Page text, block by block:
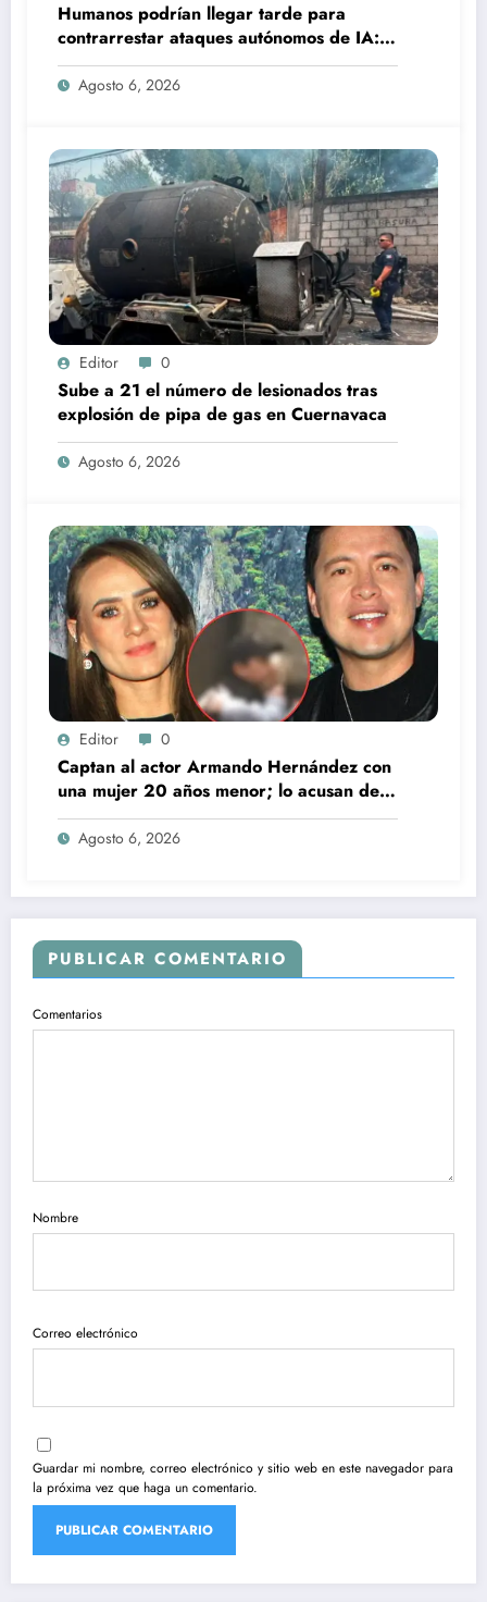
Humanos podrían llegar tarde para
contrarrestar ataques autónomos de IA:
experto
Agosto 6, 2026
Editor 0
Sube a 21 el número de lesionados tras
explosión de pipa de gas en Cuernavaca
Agosto 6, 2026
Editor 0
Captan al actor Armando Hernández con
una mujer 20 años menor; lo acusan de
infidelidad a su esposa
Agosto 6, 2026
PUBLICAR COMENTARIO
Comentarios
Nombre
Correo electrónico
Guardar mi nombre, correo electrónico y sitio web en este navegador para
la próxima vez que haga un comentario.